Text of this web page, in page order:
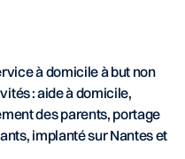
à domicile à but non
: aide à domicile,
des parents, portage
implanté sur Nantes et